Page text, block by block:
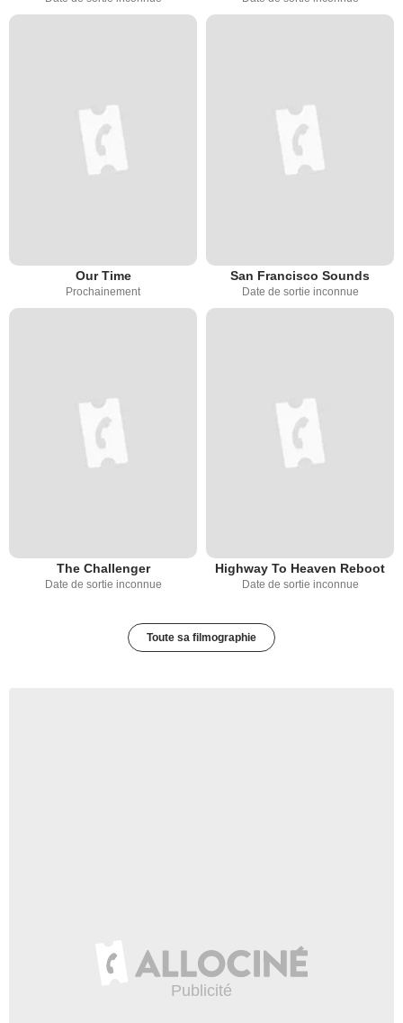
Our Time
Prochainement
San Francisco Sounds
Date de sortie inconnue
The Challenger
Date de sortie inconnue
Highway To Heaven Reboot
Date de sortie inconnue
Toute sa filmographie